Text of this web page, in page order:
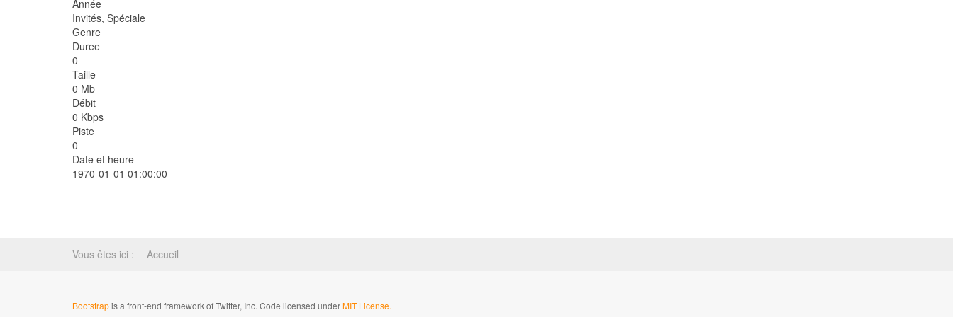
Année
Invités, Spéciale
Genre
Duree
0
Taille
0 Mb
Débit
0 Kbps
Piste
0
Date et heure
1970-01-01 01:00:00
Vous êtes ici : Accueil
Bootstrapis a front-end framework of Twitter, Inc. Code licensed underMIT License.